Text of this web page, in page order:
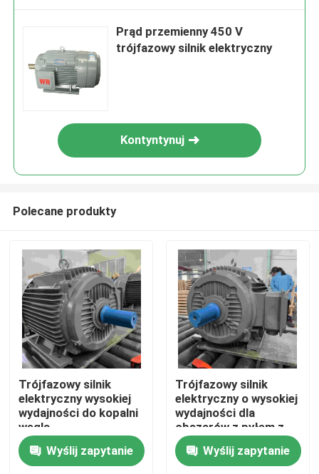
Dom
O nas
Prąd przemienny 450 V
trójfazowy silnik elektryczny
Kontyntynuj
Polecane produkty
Trójfazowy silnik
elektryczny wysokiej
wydajności do kopalni
węgla
Wyślij zapytanie
Trójfazowy silnik
elektryczny o wysokiej
wydajności dla
obszarów z pyłem z
GOST
Wyślij zapytanie